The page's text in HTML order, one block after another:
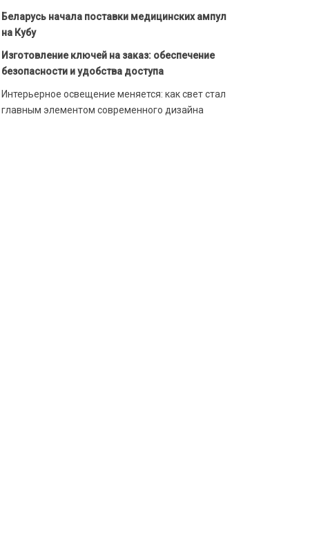
Беларусь начала поставки медицинских ампул
на Кубу
Изготовление ключей на заказ: обеспечение
безопасности и удобства доступа
Интерьерное освещение меняется: как свет стал
главным элементом современного дизайна